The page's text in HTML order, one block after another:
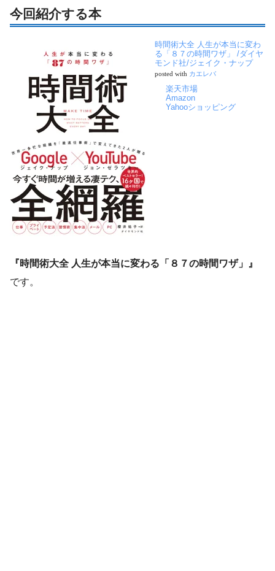
今回紹介する本
時間術大全 人生が本当に変わ
る「８７の時間ワザ」 /ダイヤ
モンド社/ジェイク・ナップ
posted with カエレバ
楽天市場
Amazon
Yahooショッピング
『時間術大全 人生が本当に変わる「８７の時間ワザ」』
です。